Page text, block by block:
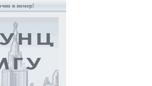
в номер!